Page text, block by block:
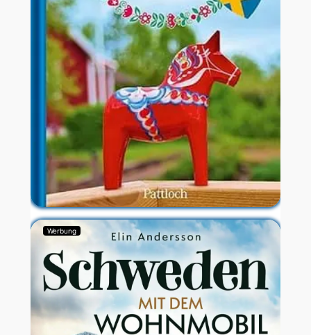
Werbung